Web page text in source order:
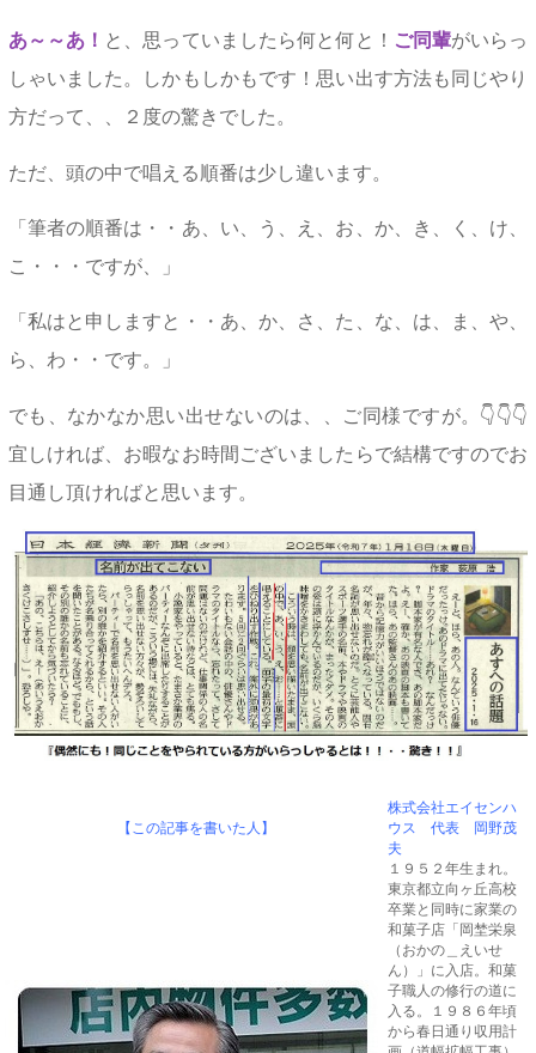
あ～～あ！ と、思っていましたら何と何と！ ご同輩がいらっ
しゃいました。しかもしかもです！思い出す方法も同じやり
方だって、、２度の驚きでした。
ただ、頭の中で唱える順番は少し違います。
「筆者の順番は・・あ、い、う、え、お、か、き、く、け、
こ・・・ですが、」
「私はと申しますと・・あ、か、さ、た、な、は、ま、や、
ら、わ・・です。」
でも、なかなか思い出せないのは、、ご同様ですが。👇👇👇
宜しければ、お暇なお時間ございましたらで結構ですのでお
目通し頂ければと思います。
【この記事を書いた人】
株式会社エイセンハ
ウス 代表 岡野茂
夫
１９５２年生まれ。
東京都立向ヶ丘高校
卒業と同時に家業の
和菓子店「岡埜栄泉
（おかの＿えいせ
ん）」に入店。和菓
子職人の修行の道に
入る。１９８６年頃
から春日通り収用計